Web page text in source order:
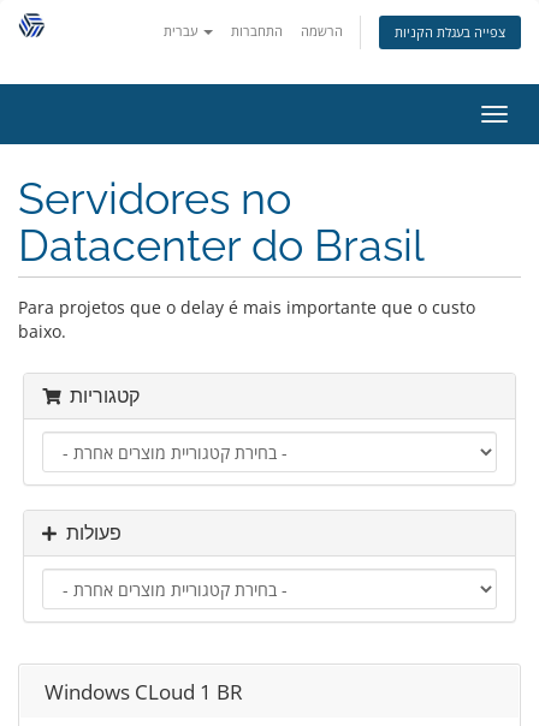
התחברות הרשמה צפייה בעגלת הקניות
ניווט
Servidores no
Datacenter do Brasil
Para projetos que o delay é mais importante que o custo
baixo.
קטגוריות
פעולות
Windows CLoud 1 BR